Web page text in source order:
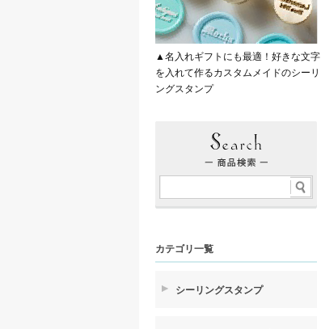
▲名入れギフトにも最適！好きな文字
を入れて作るカスタムメイドのシーリ
ングスタンプ
カテゴリ一覧
シーリングスタンプ